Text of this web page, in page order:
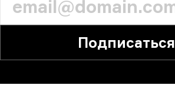
Подписаться